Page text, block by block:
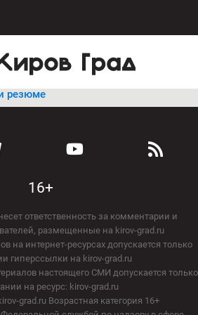
резюме
16+
ответственность за комментарии и
размещенные на kirov-grad.ru
на интернет-ресурсах допускается только
гиперссылки на kirov-grad.ru
настоящего СМИ допускается только
на ресурс: kirov-grad.ru
grad.ru Возрастная категория 16+